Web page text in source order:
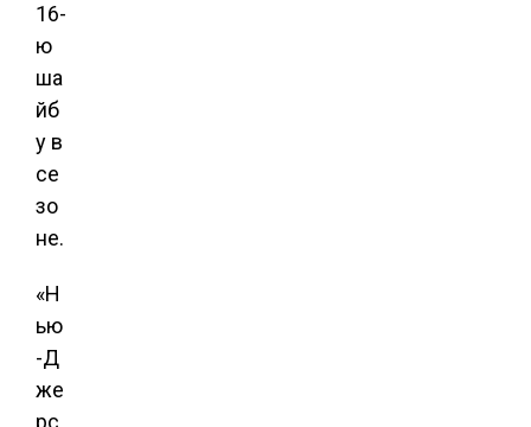
16-
ю
ша
йб
у в
се
зо
не.
«Н
ью
-Д
же
рс